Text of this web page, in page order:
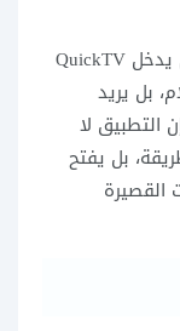
هذا الفرق مهم جدا. لأن المستخدم الذي يدخل QuickTV
بل يريد
التطبيق لا
بل يفتح